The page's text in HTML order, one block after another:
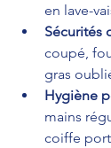
en lave-
Sécurités
coupé,
gras
Hygiène
mains
coiffe